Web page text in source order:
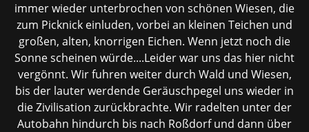
immer wieder unterbrochen von schönen Wiesen, die
zum Picknick einluden, vorbei an kleinen Teichen und
großen, alten, knorrigen Eichen. Wenn jetzt noch die
Sonne scheinen würde....Leider war uns das hier nicht
vergönnt. Wir fuhren weiter durch Wald und Wiesen,
bis der lauter werdende Geräuschpegel uns wieder in
die Zivilisation zurückbrachte. Wir radelten unter der
Autobahn hindurch bis nach Roßdorf und dann über